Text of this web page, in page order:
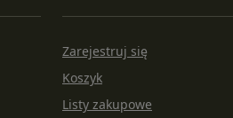
Zarejestruj się
Koszyk
Listy zakupowe